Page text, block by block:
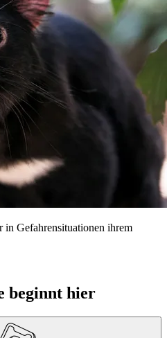
in Gefahrensituationen ihrem
beginnt hier